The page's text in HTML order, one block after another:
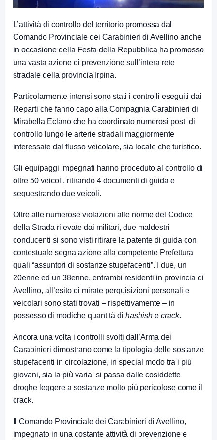
L’attività di controllo del territorio promossa dal
Comando Provinciale dei Carabinieri di Avellino anche
in occasione della Festa della Repubblica ha promosso
una vasta azione di prevenzione sull’intera rete
stradale della provincia Irpina.
Particolarmente intensi sono stati i controlli eseguiti dai
Reparti che fanno capo alla Compagnia Carabinieri di
Mirabella Eclano che ha coordinato numerosi posti di
controllo lungo le arterie stradali maggiormente
interessate dal flusso veicolare, sia locale che turistico.
Gli equipaggi impegnati hanno proceduto al controllo di
oltre 50 veicoli, ritirando 4 documenti di guida e
sequestrando due veicoli.
Oltre alle numerose violazioni alle norme del Codice
della Strada rilevate dai militari, due maldestri
conducenti si sono visti ritirare la patente di guida con
contestuale segnalazione alla competente Prefettura
quali “assuntori di sostanze stupefacenti”. I due, un
20enne ed un 38enne, entrambi residenti in provincia di
Avellino, all’esito di mirate perquisizioni personali e
veicolari sono stati trovati – rispettivamente – in
possesso di modiche quantità di hashish e crack.
Ancora una volta i controlli svolti dall’Arma dei
Carabinieri dimostrano come la tipologia delle sostanze
stupefacenti in circolazione, in special modo tra i più
giovani, sia la più varia: si passa dalle cosiddette
droghe leggere a sostanze molto più pericolose come il
crack.
Il Comando Provinciale dei Carabinieri di Avellino,
impegnato in una costante attività di prevenzione e